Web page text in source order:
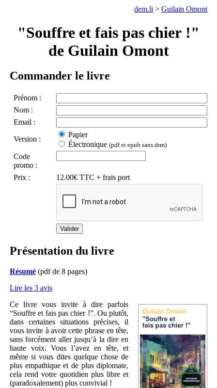
dem.li > Guilain Omont
"Souffre et fais pas chier !"
de Guilain Omont
Commander le livre
Prénom :
Nom :
Email :
Version :
Papier
Électronique (pdf et epub sans drm)
Code
promo :
Prix :
12.00€ TTC + frais port
Présentation du livre
Résumé (pdf de 8 pages)
Lire les 3 avis
Ce livre vous invite à dire parfois
“Souffre et fais pas chier !”. Ou plutôt,
dans certaines situations précises, il
vous invite à avoir cette phrase en tête,
sans forcément aller jusqu’à la dire en
haute voix. Vous l’avez en tête, et
même si vous dites quelque chose de
plus empathique et de plus diplomate,
cela rend votre quotidien plus libre et
(paradoxalement) plus convivial !